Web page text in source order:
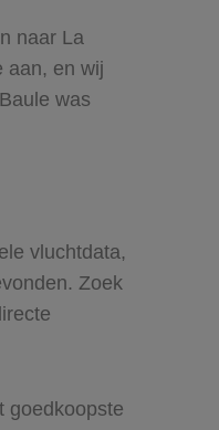
naar La
aan, en wij
was
vluchtdata,
Zoek
goedkoopste